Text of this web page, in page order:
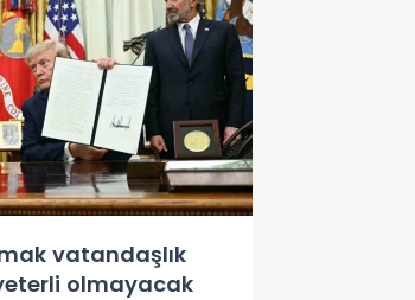
vatandaşlık
olmayacak